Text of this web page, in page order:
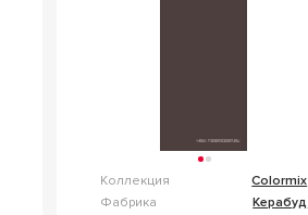
Коллекция
Colormix
Фабрика
Керабуд